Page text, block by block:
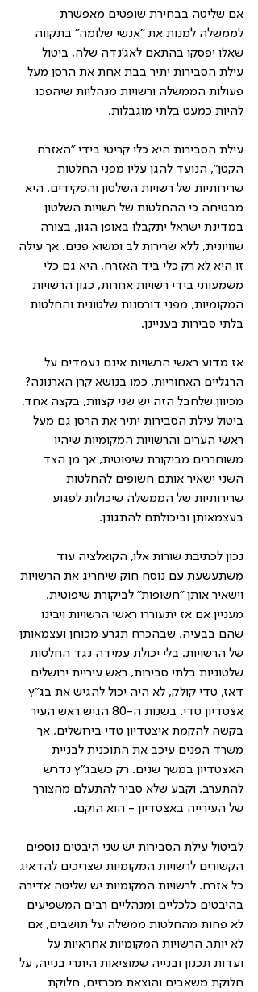
אם שליטה בבחירת שופטים מאפשרת
לממשלה למנות את "אנשי שלומה" בתקווה
שאלו יפסקו בהתאם לאג'נדה שלה, ביטול
עילת הסבירות יתיר בבת אחת את הרסן מעל
פעולות הממשלה ורשויות מנהליות שיהפכו
להיות כמעט בלתי מוגבלות.
עילת הסבירות היא כלי קריטי בידי "האזרח
הקטן", הנועד להגן עליו מפני החלטות
שרירותיות של רשויות השלטון והפקידים. היא
מבטיחה כי ההחלטות של רשויות השלטון
במדינת ישראל יתקבלו באופן הגון, בצורה
שוויונית, ללא שרירות לב ומשוא פנים. אך עילה
זו היא לא רק כלי ביד האזרח, היא גם כלי
משמעותי בידי רשויות אחרות, כגון הרשויות
המקומיות, מפני דורסנות שלטונית והחלטות
בלתי סבירות בעניינן.
אז מדוע ראשי הרשויות אינם נעמדים על
הרגליים האחוריות, כמו בנושא קרן הארנונה?
מכיוון שלחבל הזה יש שני קצוות, בקצה אחד,
ביטול עילת הסבירות יתיר את הרסן גם מעל
ראשי הערים והרשויות המקומיות שיהיו
משוחררים מביקורת שיפוטית, אך מן הצד
השני ישאיר אותם חשופים להחלטות
שרירותיות של הממשלה שיכולות לפגוע
בעצמאותן וביכולתם להתגונן.
נכון לכתיבת שורות אלו, הקואלציה עוד
משתעשעת עם נוסח חוק שיחריג את הרשויות
וישאיר אותן "חשופות" לביקורת שיפוטית.
מעניין אם אז יתעוררו ראשי הרשויות ויבינו
שהם בבעיה, שבהכרח תגרע מכוחן ועצמאותן
של הרשויות. בלי יכולת עמידה נגד החלטות
שלטוניות בלתי סבירות, ראש עיריית ירושלים
דאז, טדי קולק, לא היה יכול להגיש את בג"ץ
אצטדיון טדי: בשנות ה-80 הגיש ראש העיר
בקשה להקמת איצטדיון טדי בירושלים, אך
משרד הפנים עיכב את התוכנית לבניית
האצטדיון במשך שנים. רק כשבג"ץ נדרש
להתערב, וקבע שלא סביר להתעלם מהצורך
של העירייה באצטדיון - הוא הוקם.
לביטול עילת הסבירות יש שני היבטים נוספים
הקשורים לרשויות המקומיות שצריכים להדאיג
כל אזרח. לרשויות המקומיות יש שליטה אדירה
בהיבטים כלכליים ומנהליים רבים המשפיעים
לא פחות מהחלטות ממשלה על תושבים, אם
לא יותר. הרשויות המקומיות אחראיות על
ועדות תכנון ובנייה שמוציאות היתרי בנייה, על
חלוקת משאבים והוצאת מכרזים, חלוקת